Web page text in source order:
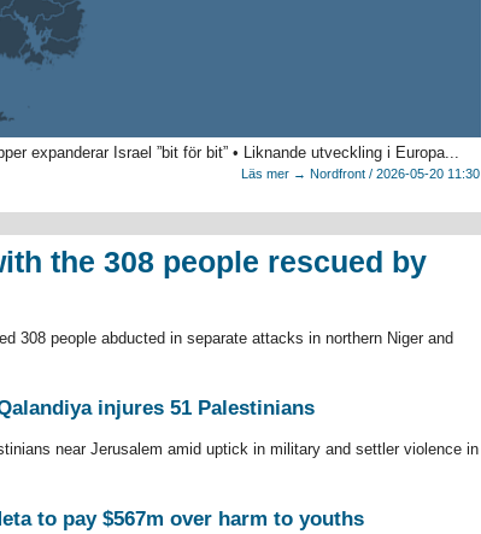
expanderar Israel ”bit för bit” • Liknande utveckling i Europa...
Läs mer → Nordfront / 2026-05-20 11:30
the 308 people rescued by
308 people abducted in separate attacks in northern Niger and
injures 51 Palestinians
near Jerusalem amid uptick in military and settler violence in
to pay $567m over harm to youths